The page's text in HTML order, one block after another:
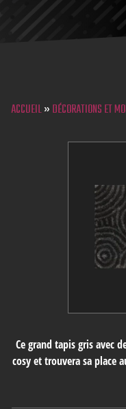
ACCUEIL»DÉCORATIONS ET
Ce grand tapis gris avec
cosy et trouvera sa place